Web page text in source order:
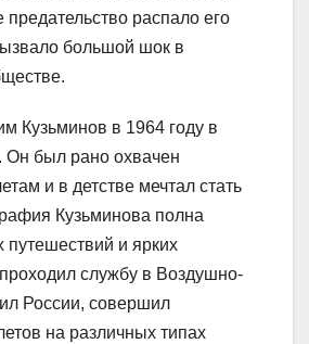
предательство распало его
большой шок в
Кузьминов в 1964 году в
Он был рано охвачен
и в детстве мечтал стать
Кузьминова полна
путешествий и ярких
службу в Воздушно-
России, совершил
на различных типах